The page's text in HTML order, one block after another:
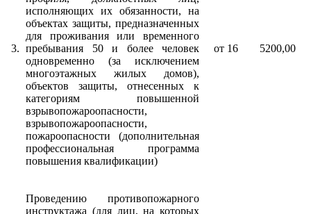
3.
исполняющих их обязанности, на
объектах защиты, предназначенных
для проживания или временного
пребывания 50 и более человек
одновременно (за исключением
многоэтажных жилых домов),
объектов защиты, отнесенных к
категориям повышенной
взрывопожароопасности,
взрывопожароопасности,
пожароопасности (дополнительная
профессиональная программа
повышения квалификации)
от 16 5200,00
Проведению противопожарного
инструктажа (для лиц, на которых